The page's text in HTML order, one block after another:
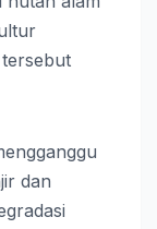
dan